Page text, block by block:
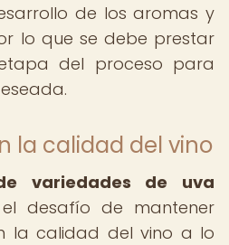
de los aromas y
lo que se debe prestar
del proceso para
la calidad del vino
variedades de uva
desafío de mantener
la calidad del vino a lo